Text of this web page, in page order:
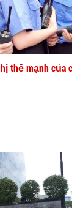
thế mạnh của